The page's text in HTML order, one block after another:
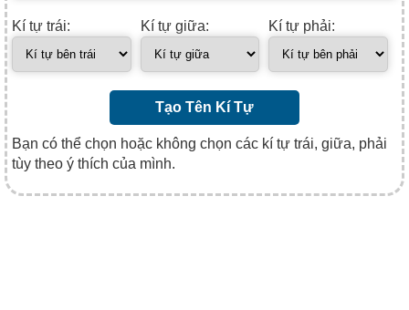
Kí tự trái: Kí tự giữa: Kí tự phải:
Tạo Tên Kí Tự
Bạn có thể chọn hoặc không chọn các kí tự trái, giữa, phải
tùy theo ý thích của mình.